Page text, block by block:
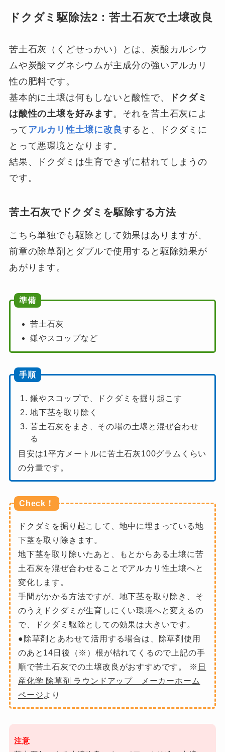
ドクダミ駆除法2：苦土石灰で土壌改良
苦土石灰（くどせっかい）とは、炭酸カルシウ
ムや炭酸マグネシウムが主成分の強いアルカリ
性の肥料です。
基本的に土壌は何もしないと酸性で、
ドクダミ
は酸性の土壌を好みます。それを苦土石灰によ
って アルカリ性土壌に改良すると、ドクダミに
とって悪環境となります。
結果、ドクダミは生育できずに枯れてしまうの
です。
苦土石灰でドクダミを駆除する方法
こちら単独でも駆除として効果はありますが、
前章の除草剤とダブルで使用すると駆除効果が
あがります。
準備
苦土石灰
鎌やスコップなど
手順
鎌やスコップで、ドクダミを掘り起こす
地下茎を取り除く
苦土石灰をまき、その場の土壌と混ぜ合わせ
る
目安は1平方メートルに苦土石灰100グラムくらい
の分量です。
Check！
ドクダミを掘り起こして、地中に埋まっている地
下茎を取り除きます。
地下茎を取り除いたあと、もとからある土壌に苦
土石灰を混ぜ合わせることでアルカリ性土壌へと
変化します。
手間がかかる方法ですが、地下茎を取り除き、そ
のうえドクダミが生育しにくい環境へと変えるの
で、ドクダミ駆除としての効果は大きいです。
●除草剤とあわせて活用する場合は、除草剤使用
のあと14日後（※）根が枯れてくるので上記の手
順で苦土石灰での土壌改良がおすすめです。 ※ 日
産化学 除草剤 ラウンドアップ メーカーホーム
ページより
注意